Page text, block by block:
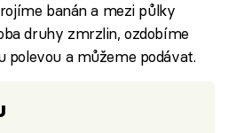
banán a mezi půlky
druhy zmrzlin, ozdobíme
polevou a můžeme podávat.